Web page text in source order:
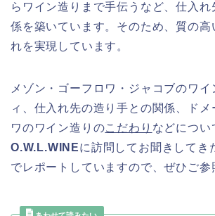
らワイン造りまで手伝うなど、仕入れ
係を築いています。そのため、質の高
れを実現しています。
メゾン・ゴーフロワ・ジャコブのワイ
ィ、仕入れ先の造り手との関係、ドメ
ワのワイン造りのこだわり などについ
O.W.L.WINEに訪問してお聞きしてき
でレポートしていますので、ぜひご参